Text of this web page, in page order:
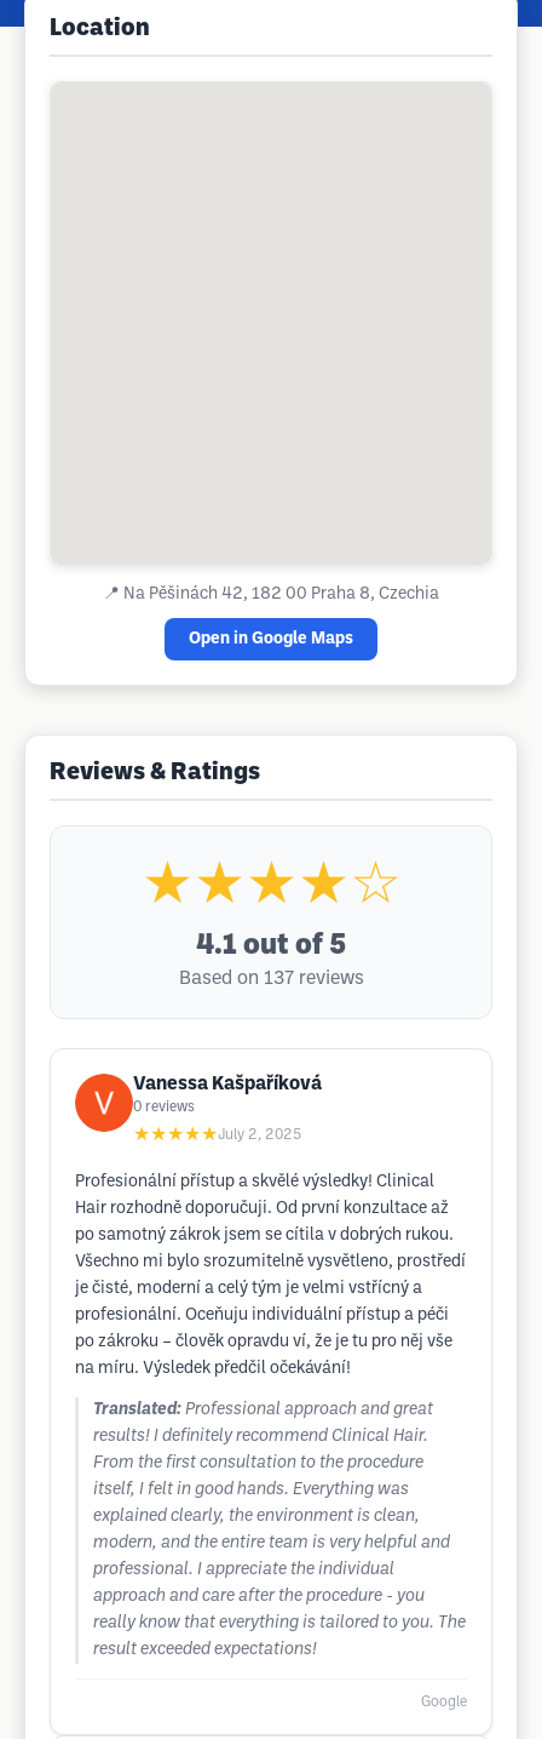
Location
📍 Na Pěšinách 42, 182 00 Praha 8, Czechia
Open in Google Maps
Reviews & Ratings
★★★★☆
4.1 out of 5
Based on 137 reviews
Vanessa Kašpaříková
0 reviews
★★★★★July 2, 2025
Profesionální přístup a skvělé výsledky! Clinical
Hair rozhodně doporučuji. Od první konzultace až
po samotný zákrok jsem se cítila v dobrých rukou.
Všechno mi bylo srozumitelně vysvětleno, prostředí
je čisté, moderní a celý tým je velmi vstřícný a
profesionální. Oceňuju individuální přístup a péči
po zákroku – člověk opravdu ví, že je tu pro něj vše
na míru. Výsledek předčil očekávání!
Translated: Professional approach and great
results! I definitely recommend Clinical Hair.
From the first consultation to the procedure
itself, I felt in good hands. Everything was
explained clearly, the environment is clean,
modern, and the entire team is very helpful and
professional. I appreciate the individual
approach and care after the procedure - you
really know that everything is tailored to you. The
result exceeded expectations!
Google